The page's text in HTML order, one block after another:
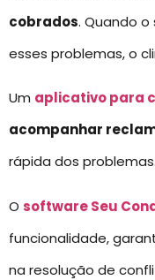
cobrados. Quando
esses problemas, o
Um aplicativo para
acompanhar
rápida dos problemas.
O software Seu
funcionalidade,
na resolução de